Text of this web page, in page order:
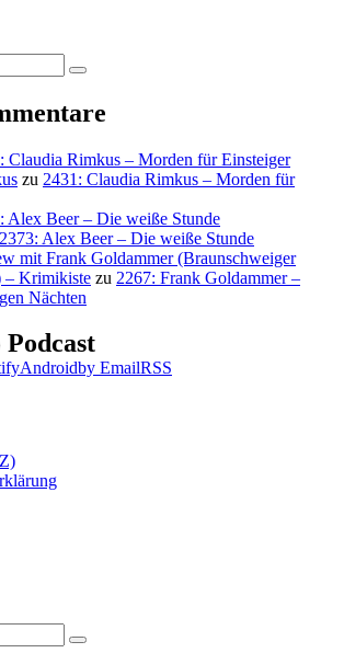
Suchen
Claudia Rimkus – Morden für Einsteiger
zu 2431: Claudia Rimkus – Morden für
Alex Beer – Die weiße Stunde
2373: Alex Beer – Die weiße Stunde
mit Frank Goldammer (Braunschweiger
– Krimikiste zu 2267: Frank Goldammer –
Nächten
Androidby EmailRSS
Suchen